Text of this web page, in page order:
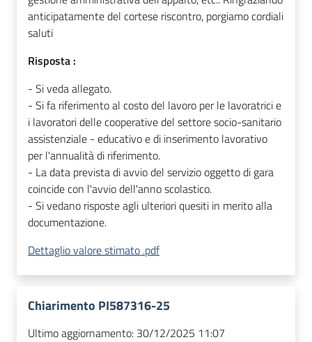
anticipatamente del cortese riscontro, porgiamo cordiali
saluti
Risposta :
- Si veda allegato.
- Si fa riferimento al costo del lavoro per le lavoratrici e
i lavoratori delle cooperative del settore socio-sanitario
assistenziale - educativo e di inserimento lavorativo
per l'annualità di riferimento.
- La data prevista di avvio del servizio oggetto di gara
coincide con l'avvio dell'anno scolastico.
- Si vedano risposte agli ulteriori quesiti in merito alla
documentazione.
Dettaglio valore stimato .pdf
Chiarimento PI587316-25
Ultimo aggiornamento: 30/12/2025 11:07